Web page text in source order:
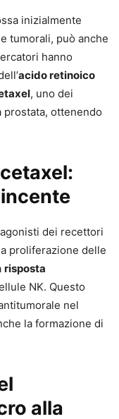
inizialmente
tumorali, può anche
hanno
acido retinoico
, uno dei
ottenendo
dei recettori
proliferazione delle
risposta
NK. Questo
nel
la formazione di
alla